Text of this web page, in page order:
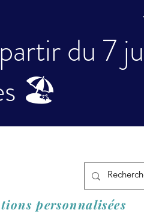
du 7
🏖️
personnalisées